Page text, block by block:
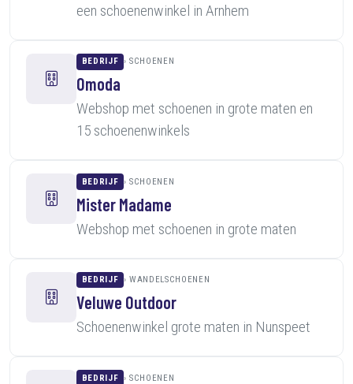
een schoenenwinkel in Arnhem
BEDRIJF SCHOENEN
Omoda
Webshop met schoenen in grote maten en
15 schoenenwinkels
BEDRIJF SCHOENEN
Mister Madame
Webshop met schoenen in grote maten
BEDRIJF WANDELSCHOENEN
Veluwe Outdoor
Schoenenwinkel grote maten in Nunspeet
BEDRIJF SCHOENEN